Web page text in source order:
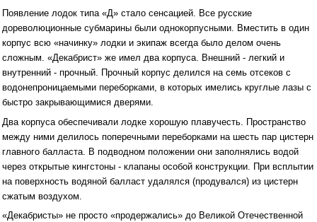
Появление лодок типа «Д» стало сенсацией. Все русские
дореволюционные субмарины были однокорпусными. Вместить в один
корпус всю «начинку» лодки и экипаж всегда было делом очень
сложным. «Декабрист» же имел два корпуса. Внешний - легкий и
внутренний - прочный. Прочный корпус делился на семь отсеков с
водонепроницаемыми переборками, в которых имелись круглые лазы с
быстро закрывающимися дверями.
Два корпуса обеспечивали лодке хорошую плавучесть. Пространство
между ними делилось поперечными переборками на шесть пар цистерн
главного балласта. В подводном положении они заполнялись водой
через открытые кингстоны - клапаны особой конструкции. При всплытии
на поверхность водяной балласт удалялся (продувался) из цистерн
сжатым воздухом.
«Декабристы» не просто «продержались» до Великой Отечественной